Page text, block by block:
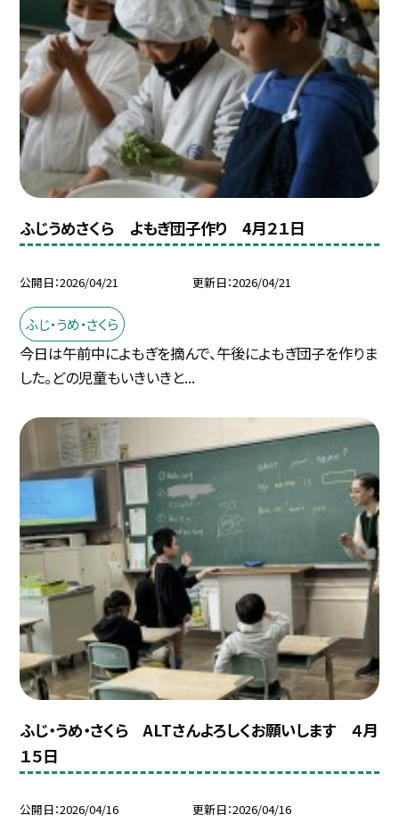
ふじうめさくら よもぎ団子作り 4月２１日
公開日 2026/04/21 更新日 2026/04/21
ふじ・うめ・さくら
今日は午前中によもぎを摘んで、午後によもぎ団子を作りま
した。どの児童もいきいきと...
ふじ・うめ・さくら ALTさんよろしくお願いします ４月
１５日
公開日 2026/04/16 更新日 2026/04/16